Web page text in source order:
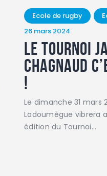
Ecole de rugby
26 mars 2024
Le Tournoi
Chagnaud
!
Le dimanche 31 mars
Ladoumègue vibrera
édition du Tournoi…